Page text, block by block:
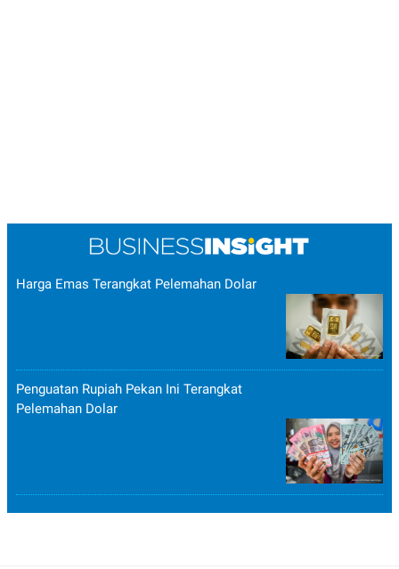
Harga Emas Terangkat Pelemahan Dolar
Penguatan Rupiah Pekan Ini Terangkat
Pelemahan Dolar